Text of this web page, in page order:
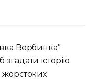
Вербинка”
історію
жорстоких